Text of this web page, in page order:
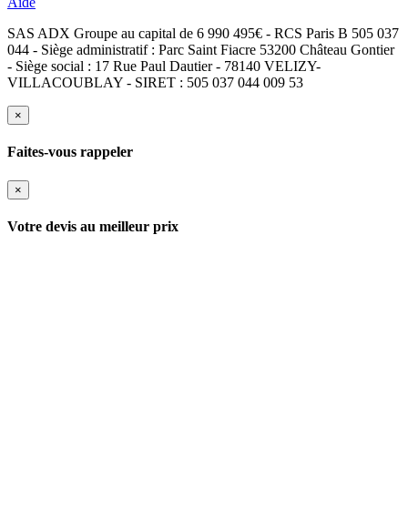
SAS ADX Groupe au capital de 6 990 495€ - RCS Paris B 505 037
044 - Siège administratif : Parc Saint Fiacre 53200 Château Gontier
- Siège social : 17 Rue Paul Dautier - 78140 VELIZY-
VILLACOUBLAY - SIRET : 505 037 044 009 53
×
Faites-vous rappeler
×
Votre devis au meilleur prix